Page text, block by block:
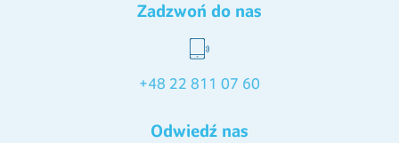
Zadzwoń do nas
+48 22 811 07 60
Odwiedź nas